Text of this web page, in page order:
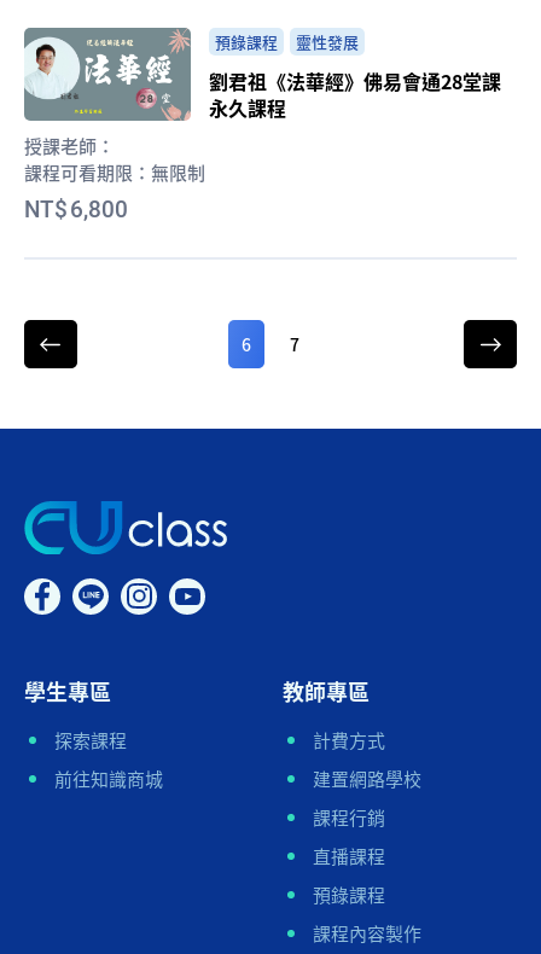
預錄課程 靈性發展
劉君祖《法華經》佛易會通28堂課
永久課程
授課老師：
課程可看期限： 無限制
6,800
6 7
學生專區
探索課程
前往知識商城
教師專區
計費方式
建置網路學校
課程行銷
直播課程
預錄課程
課程內容製作